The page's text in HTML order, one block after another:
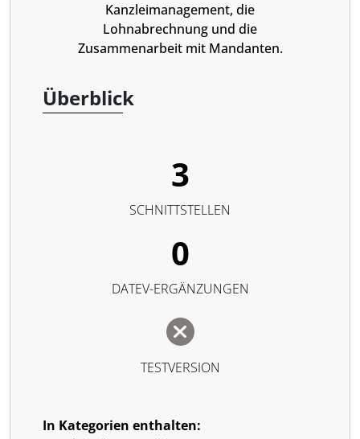
Kanzleimanagement, die
Lohnabrechnung und die
Zusammenarbeit mit Mandanten.
Überblick
3
SCHNITTSTELLEN
0
DATEV-ERGÄNZUNGEN
TESTVERSION
In Kategorien enthalten: